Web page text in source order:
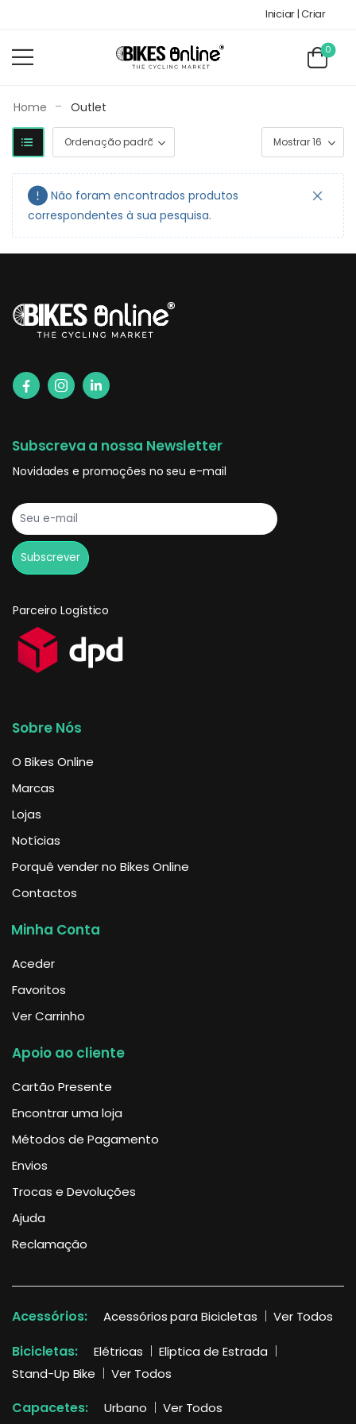
Iniciar | Criar
0
Home - Outlet
Não foram encontrados produtos
correspondentes à sua pesquisa.
Subscreva a nossa Newsletter
Novidades e promoções no seu e-mail
Parceiro Logístico
Sobre Nós
O Bikes Online
Marcas
Lojas
Notícias
Porquê vender no Bikes Online
Contactos
Minha Conta
Aceder
Favoritos
Ver Carrinho
Apoio ao cliente
Cartão Presente
Encontrar uma loja
Métodos de Pagamento
Envios
Trocas e Devoluções
Ajuda
Reclamação
Acessórios: Acessórios para Bicicletas Ver Todos
Bicicletas: Elétricas
Elíptica de Estrada
Stand-Up Bike
Ver Todos
Capacetes: Urbano Ver Todos